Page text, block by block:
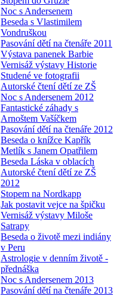
Noc s Andersenem
Beseda s Vlastimilem
Vondruškou
Pasování dětí na čtenáře 2011
Výstava panenek Barbie
Vernisáž výstavy Historie
Studené ve fotografii
Autorské čtení dětí ze ZŠ
Noc s Andersenem 2012
Fantastické záhady s
Arnoštem Vašíčkem
Pasování dětí na čtenáře 2012
Beseda o knížce Kapřík
Metlík s Janem Opatřilem
Beseda Láska v oblacích
Autorské čtení dětí ze ZŠ
2012
Stopem na Nordkapp
Jak postavit vejce na špičku
Vernisáž výstavy Miloše
Satrapy
Beseda o životě mezi indiány
v Peru
Astrologie v denním životě -
přednáška
Noc s Andersenem 2013
Pasování dětí na čtenáře 2013